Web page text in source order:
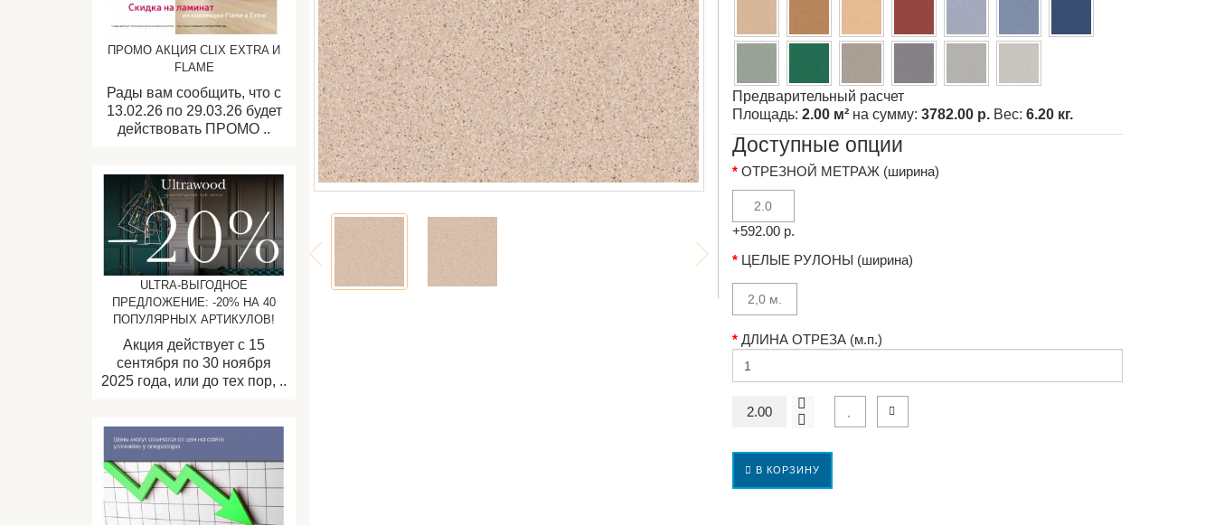
ПРОМО АКЦИЯ CLIX EXTRA И
FLAME
Рады вам сообщить, что с
13.02.26 по 29.03.26 будет
действовать ПРОМО ..
ULTRA-ВЫГОДНОЕ
ПРЕДЛОЖЕНИЕ: -20% НА 40
ПОПУЛЯРНЫХ АРТИКУЛОВ!
Акция действует с 15
сентября по 30 ноября
2025 года, или до тех пор, ..
Предварительный расчет
Площадь: 2.00 м²на сумму: 3782.00 р.Вес: 6.20 кг.
Доступные опции
ОТРЕЗНОЙ МЕТРАЖ (ширина)
2.0
+592.00 р.
ЦЕЛЫЕ РУЛОНЫ (ширина)
2,0 м.
ДЛИНА ОТРЕЗА (м.п.)
В КОРЗИНУ